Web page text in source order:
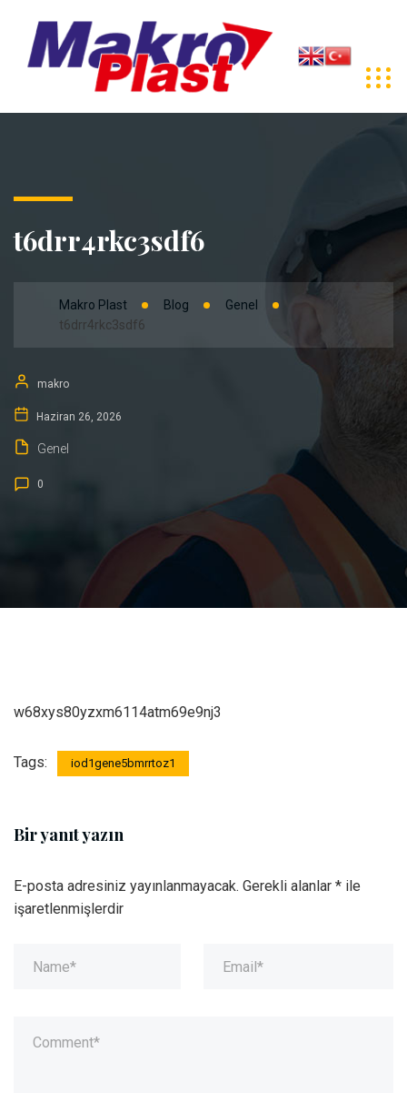
t6drr4rkc3sdf6
Makro Plast Blog
Genel
t6drr4rkc3sdf6
makro
Haziran 26, 2026
Genel
0
w68xys80yzxm6114atm69e9nj3
Tags: iod1gene5bmrrtoz1
Bir yanıt yazın
E-posta adresiniz yayınlanmayacak. Gerekli alanlar * ile
işaretlenmişlerdir